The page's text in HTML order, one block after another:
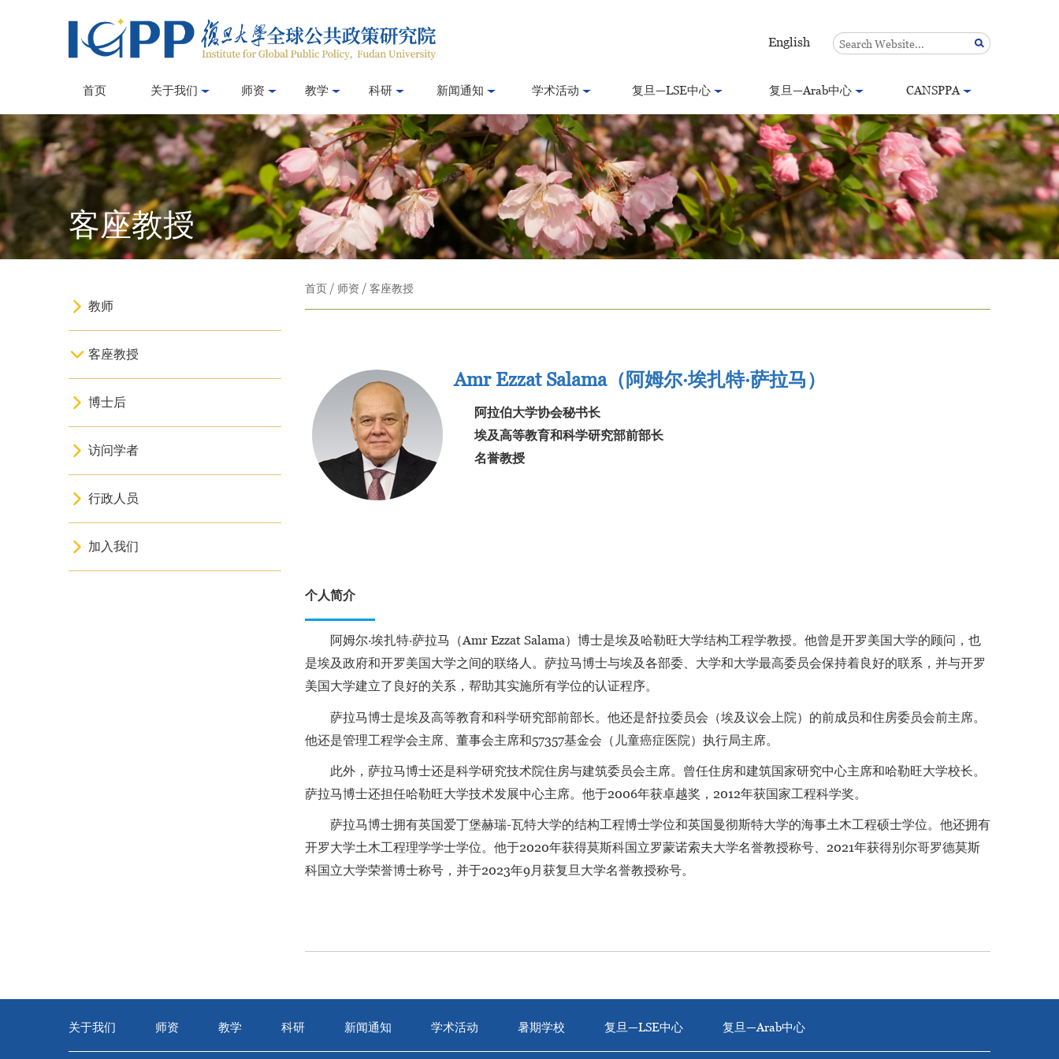
English
首页 关于我们 师资 教学 科研 新闻通知 学术活动 复旦—LSE中心 复旦—Arab中心 CANSPPA
客座教授
教师
客座教授
博士后
访问学者
行政人员
加入我们
首页 / 师资 / 客座教授
Amr Ezzat Salama（ 阿姆尔·埃扎特·萨拉马）
阿拉伯大学协会秘书长
埃及高等教育和科学研究部前部长
名誉教授
个人简介
阿姆尔·埃扎特·萨拉马（Amr Ezzat Salama）博士是埃及哈勒旺大学结构工程学教授。他曾是开罗美国大学的顾问，也
是埃及政府和开罗美国大学之间的联络人。萨拉马博士与埃及各部委、大学和大学最高委员会保持着良好的联系，并与开罗
美国大学建立了良好的关系，帮助其实施所有学位的认证程序。
萨拉马博士是埃及高等教育和科学研究部前部长。他还是舒拉委员会（埃及议会上院）的前成员和住房委员会前主席。
他还是管理工程学会主席、董事会主席和57357基金会（儿童癌症医院）执行局主席。
此外，萨拉马博士还是科学研究技术院住房与建筑委员会主席。曾任住房和建筑国家研究中心主席和哈勒旺大学校长。
萨拉马博士还担任哈勒旺大学技术发展中心主席。他于2006年获卓越奖，2012年获国家工程科学奖。
萨拉马博士拥有英国爱丁堡赫瑞-瓦特大学的结构工程博士学位和英国曼彻斯特大学的海事土木工程硕士学位。他还拥有
开罗大学土木工程理学学士学位。他于2020年获得莫斯科国立罗蒙诺索夫大学名誉教授称号、2021年获得别尔哥罗德莫斯
科国立大学荣誉博士称号，并于2023年9月获复旦大学名誉教授称号。
关于我们 师资 教学 科研 新闻通知 学术活动 暑期学校 复旦—LSE中心 复旦—Arab中心